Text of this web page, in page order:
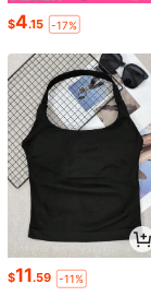
$4.15 -17%
$11.59 -11%